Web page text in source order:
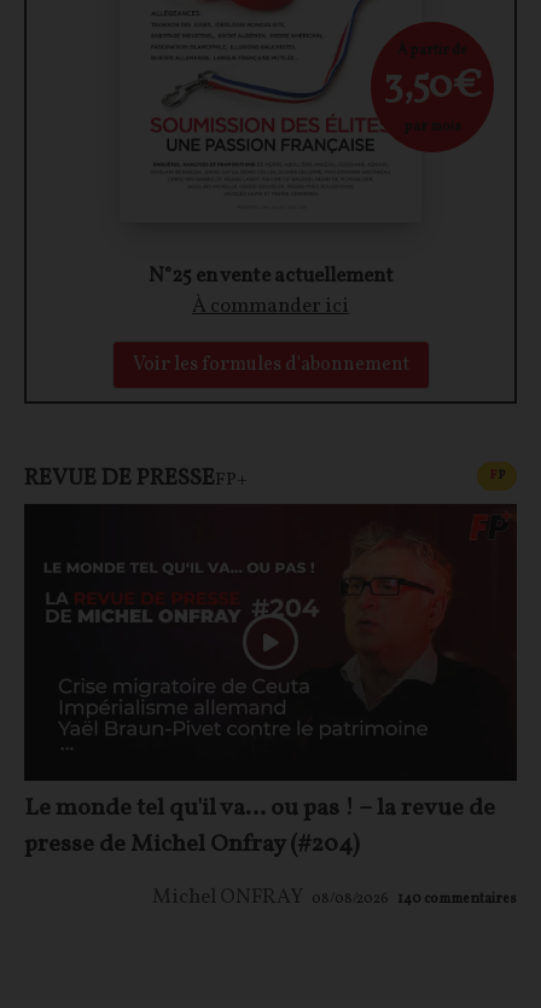
N°25 en vente actuellement
À commander ici
Voir les formules d'abonnement
À partir de
3,50€
par mois
REVUE DE PRESSEFP+ FP
Le monde tel qu'il va… ou pas ! – la revue de
presse de Michel Onfray (#204)
Michel ONFRAY 08/08/2026 140 commentaires